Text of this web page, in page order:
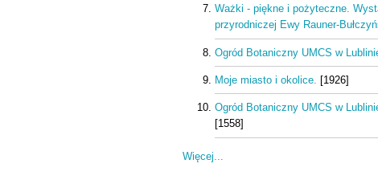
Ważki - piękne i pożyteczne.
przyrodniczej Ewy Rauner-
Ogród Botaniczny UMCS w
Moje miasto i okolice. [1926]
Ogród Botaniczny UMCS w
[1558]
Więcej...